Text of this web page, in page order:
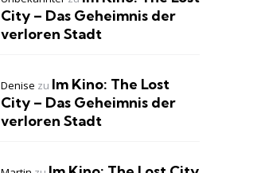
City – Das Geheimnis der
verloren Stadt
Denise zu Im Kino: The Lost
City – Das Geheimnis der
verloren Stadt